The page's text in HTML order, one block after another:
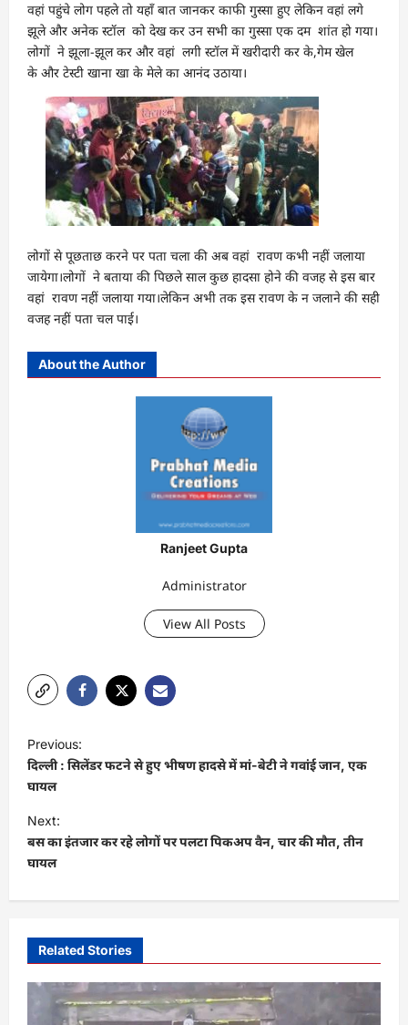
वहां पहुंचे लोग पहले तो यहाँ बात जानकर काफी गुस्सा हुए लेकिन वहां लगे
झूले और अनेक स्टॉल को देख कर उन सभी का गुस्सा एक दम शांत हो गया।
लोगों ने झूला-झूल कर और वहां लगी स्टॉल में खरीदारी कर के,गेम खेल
के और टेस्टी खाना खा के मेले का आनंद उठाया।
लोगों से पूछताछ करने पर पता चला की अब वहां रावण कभी नहीं जलाया
जायेगा।लोगों ने बताया की पिछले साल कुछ हादसा होने की वजह से इस बार
वहां रावण नहीं जलाया गया।लेकिन अभी तक इस रावण के न जलाने की सही
वजह नहीं पता चल पाई।
About the Author
Ranjeet Gupta
Administrator
View All Posts
P
o
s
t
n
a
v
g
a
Previous:
दिल्ली : सिलेंडर फटने से हुए भीषण हादसे में मां-बेटी ने गवांई जान, एक
घायल
Next:
बस का इंतजार कर रहे लोगों पर पलटा पिकअप वैन, चार की मौत, तीन
घायल
Related Stories